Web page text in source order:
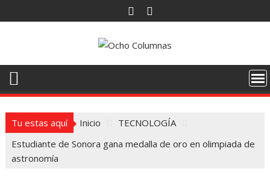
al
Tu estas aquí Inicio
TECNOLOGÍA
Estudiante de Sonora gana medalla de oro en olimpiada de
astronomía